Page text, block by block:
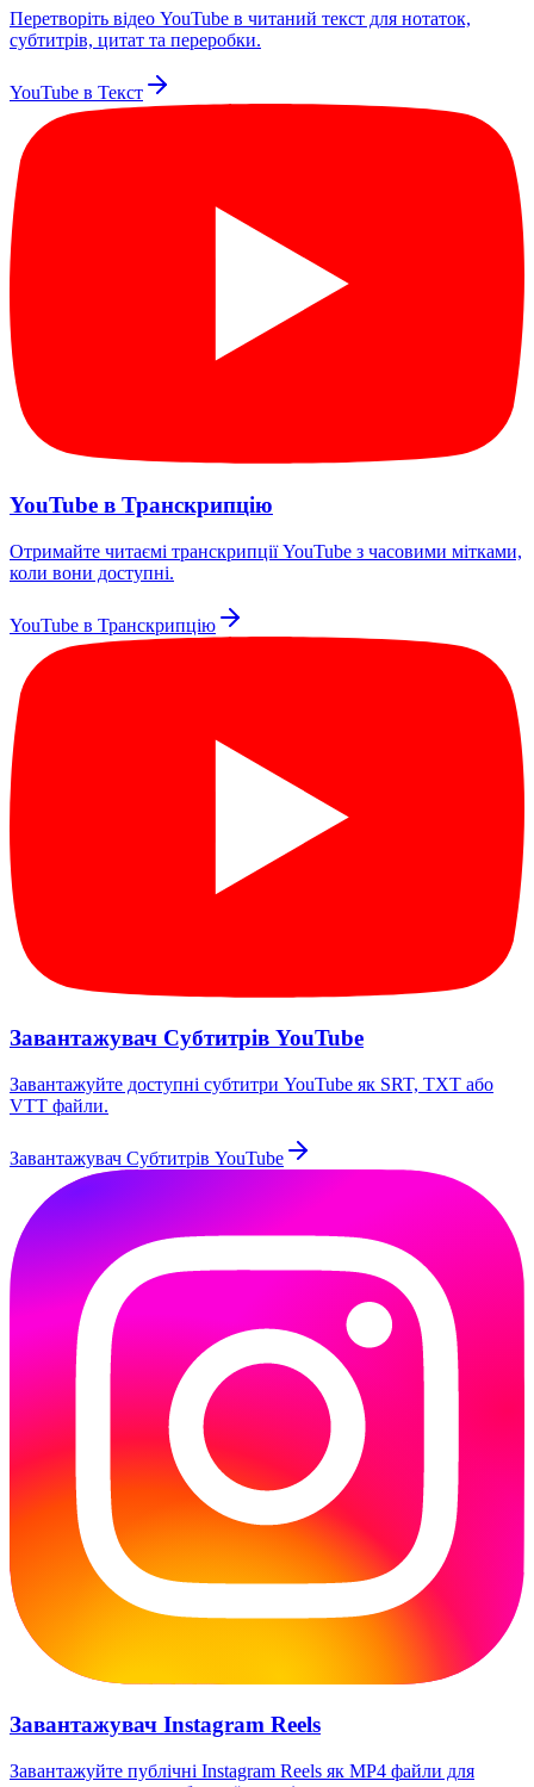
Перетворіть відео YouTube в читаний текст для нотаток,
субтитрів, цитат та переробки.
YouTube в Текст
YouTube в Транскрипцію
Отримайте читаємі транскрипції YouTube з часовими мітками,
коли вони доступні.
YouTube в Транскрипцію
Завантажувач Субтитрів YouTube
Завантажуйте доступні субтитри YouTube як SRT, TXT або
VTT файли.
Завантажувач Субтитрів YouTube
Завантажувач Instagram Reels
Завантажуйте публічні Instagram Reels як MP4 файли для